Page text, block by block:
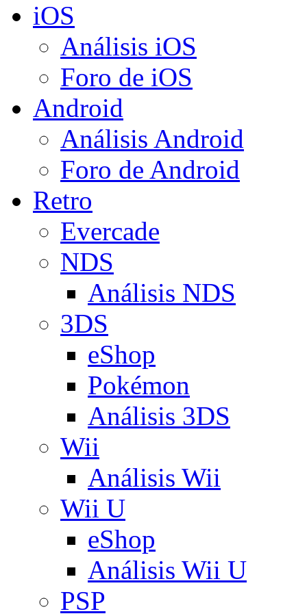
iOS
Análisis iOS
Foro de iOS
Android
Análisis Android
Foro de Android
Retro
Evercade
NDS
Análisis NDS
3DS
eShop
Pokémon
Análisis 3DS
Wii
Análisis Wii
Wii U
eShop
Análisis Wii U
PSP